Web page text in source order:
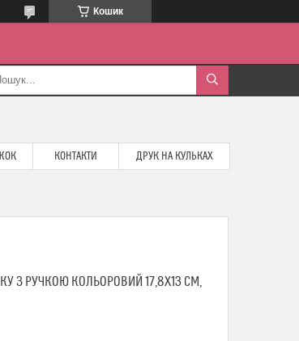
Кошик
КОНТАКТИ ДРУК НА КУЛЬКАХ
З РУЧКОЮ КОЛЬОРОВИЙ 17,8Х13 СМ,